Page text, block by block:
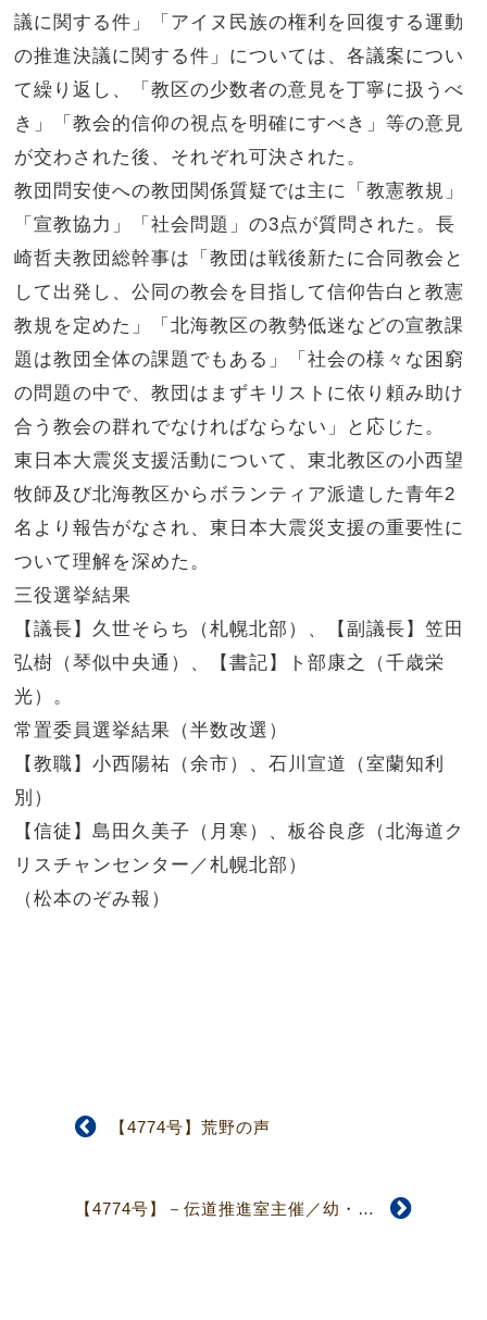
議に関する件」「アイヌ民族の権利を回復する運動
の推進決議に関する件」については、各議案につい
て繰り返し、「教区の少数者の意見を丁寧に扱うべ
き」「教会的信仰の視点を明確にすべき」等の意見
が交わされた後、それぞれ可決された。
教団問安使への教団関係質疑では主に「教憲教規」
「宣教協力」「社会問題」の3点が質問された。長
崎哲夫教団総幹事は「教団は戦後新たに合同教会と
して出発し、公同の教会を目指して信仰告白と教憲
教規を定めた」「北海教区の教勢低迷などの宣教課
題は教団全体の課題でもある」「社会の様々な困窮
の問題の中で、教団はまずキリストに依り頼み助け
合う教会の群れでなければならない」と応じた。
東日本大震災支援活動について、東北教区の小西望
牧師及び北海教区からボランティア派遣した青年2
名より報告がなされ、東日本大震災支援の重要性に
ついて理解を深めた。
三役選挙結果
【議長】久世そらち（札幌北部）、【副議長】笠田
弘樹（琴似中央通）、【書記】ト部康之（千歳栄
光）。
常置委員選挙結果（半数改選）
【教職】小西陽祐（余市）、石川宣道（室蘭知利
別）
【信徒】島田久美子（月寒）、板谷良彦（北海道ク
リスチャンセンター／札幌北部）
（松本のぞみ報）
【4774号】荒野の声
【4774号】－伝道推進室主催／幼・保一体化に向けての「子ども子育て新システム」緊急研修会－